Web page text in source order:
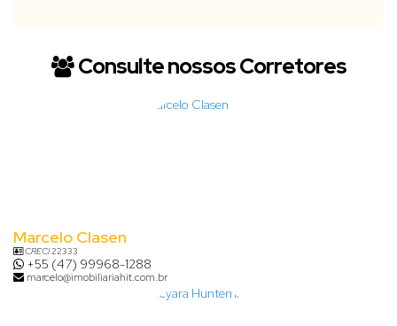
Consulte nossos Corretores
Marcelo Clasen
CRECI22333
+55 (47) 99968-1288
marcelo@imobiliariahit.com.br